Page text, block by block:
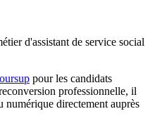
d'assistant de service social
pour les candidats
professionnelle, il
numérique directement auprès